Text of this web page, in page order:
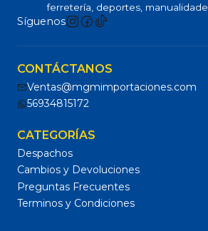
ferretería, deportes,
Síguenos
CONTÁCTANOS
Ventas@mgmimportaciones.com
56934815172
CATEGORÍAS
Despachos
Cambios y Devoluciones
Preguntas Frecuentes
Terminos y Condiciones